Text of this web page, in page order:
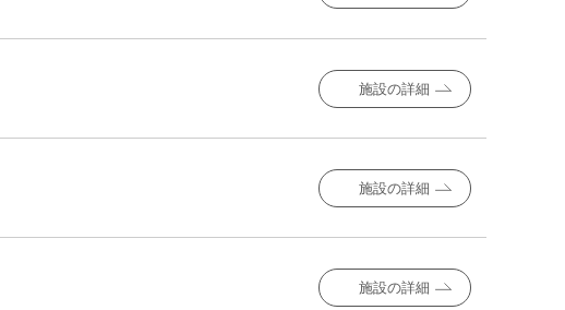
施設の詳細
施設の詳細
施設の詳細